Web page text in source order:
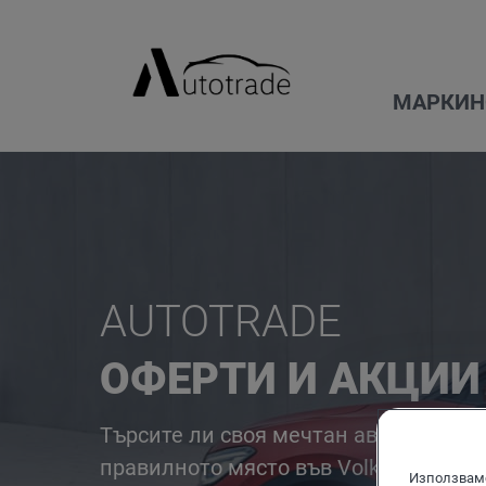
МАРКИ
Volkswagen
Тестово шофиране
Налични автомобили
Бързо търсене
Оферти
Преглед
AUTOTRADE
ОФЕРТИ И АКЦИИ
Търсите ли своя мечтан автомобил?
правилното място във Volkswagen.